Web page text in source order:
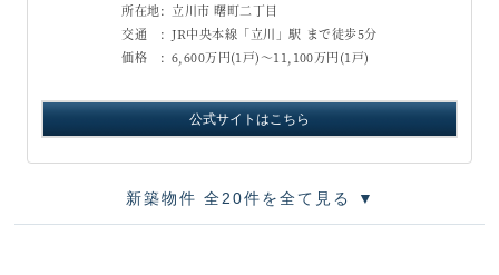
所在地: 立川市 曙町二丁目
交通 : JR中央本線「立川」駅 まで徒歩5分
価格 : 6,600万円(1戸)～11,100万円(1戸)
公式サイトはこちら
新築物件 全20件を全て見る ▼